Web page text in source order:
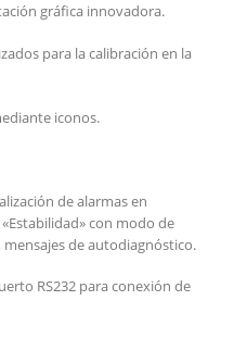
gráfica innovadora.
para la calibración en la
iconos.
de alarmas en
con modo de
de autodiagnóstico.
RS232 para conexión de